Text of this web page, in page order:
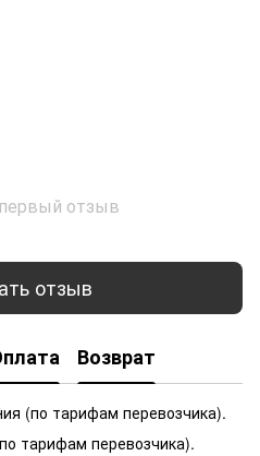
отзыв
отзыв
Возврат
(по тарифам перевозчика).
тарифам перевозчика).